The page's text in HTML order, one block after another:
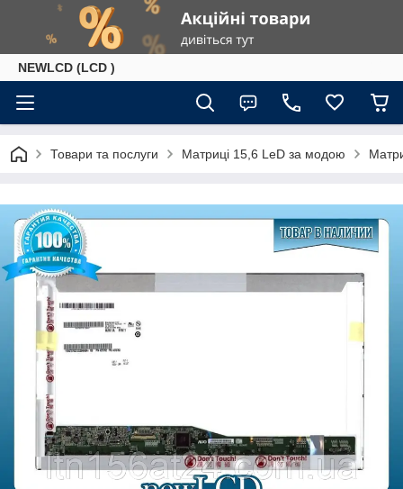
NEWLCD (LCD )
Товари та послуги Матриці 15,6 LeD за модою